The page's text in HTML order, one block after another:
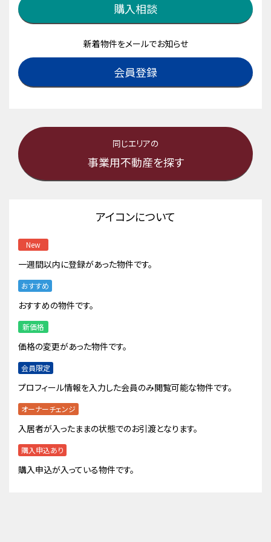
購入相談
新着物件をメールでお知らせ
会員登録
同じエリアの
事業用不動産を探す
アイコンについて
New
一週間以内に登録があった物件です。
おすすめ
おすすめの物件です。
新価格
価格の変更があった物件です。
会員限定
プロフィール情報を入力した会員のみ閲覧可能な物件です。
オーナーチェンジ
入居者が入ったままの状態でのお引渡となります。
購入申込あり
購入申込が入っている物件です。